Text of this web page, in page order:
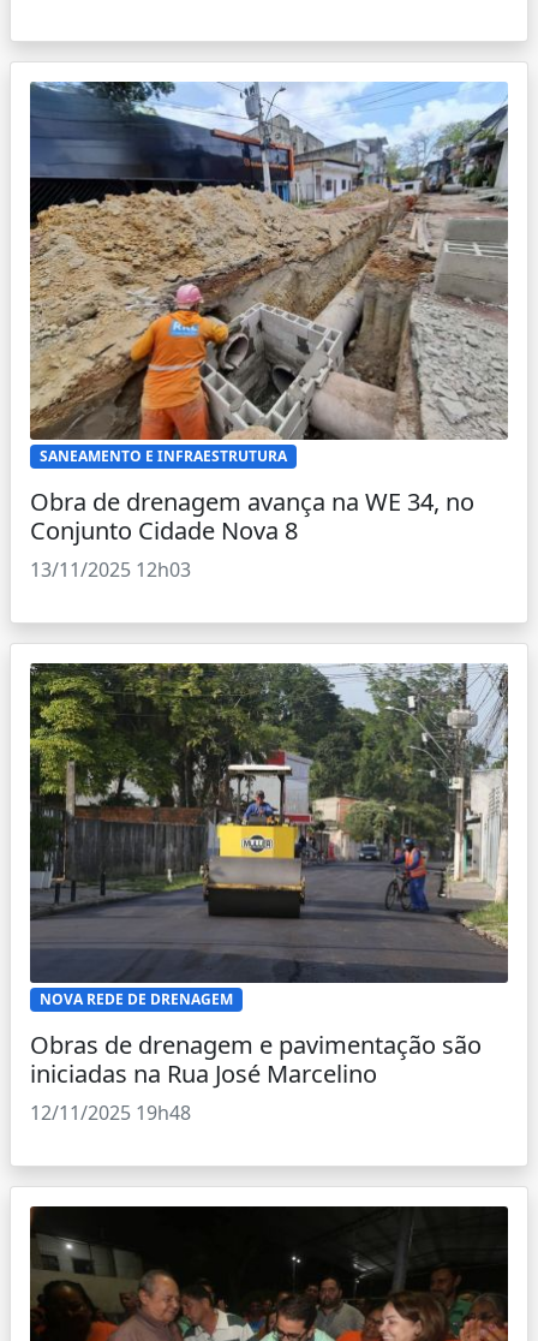
SANEAMENTO E INFRAESTRUTURA
Obra de drenagem avança na WE 34, no
Conjunto Cidade Nova 8
13/11/2025 12h03
NOVA REDE DE DRENAGEM
Obras de drenagem e pavimentação são
iniciadas na Rua José Marcelino
12/11/2025 19h48